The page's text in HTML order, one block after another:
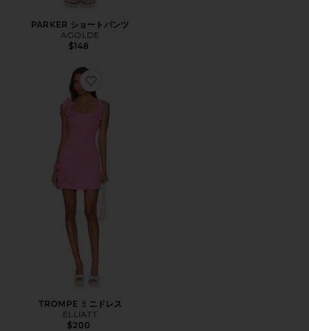
PARKER ショートパンツ
AGOLDE
$148
Favorite TROMPE ミニドレス
TROMPE ミニドレス
ELLIATT
$200